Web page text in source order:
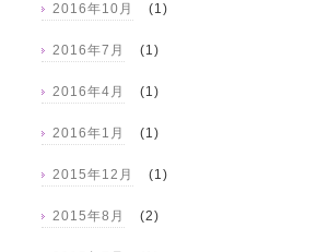
2016年10月 (1)
2016年7月 (1)
2016年4月 (1)
2016年1月 (1)
2015年12月 (1)
2015年8月 (2)